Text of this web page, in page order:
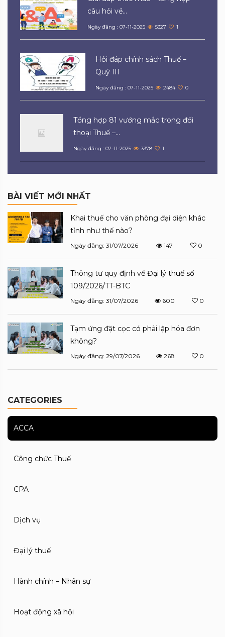
câu hỏi về...
Ngày đăng : 07-11-2025 5327 1
Hỏi đáp chính sách Thuế –
Quý III
Ngày đăng : 07-11-2025 2484 0
Tổng hợp 81 vướng mắc trong đối
thoại Thuế –...
Ngày đăng : 07-11-2025 3378 1
BÀI VIẾT MỚI NHẤT
Khai thuế cho văn phòng đại diện khác
tỉnh như thế nào?
Ngày đăng: 31/07/2026 147 0
Thông tư quy định về Đại lý thuế số
109/2026/TT-BTC
Ngày đăng: 31/07/2026 600 0
Tạm ứng đặt cọc có phải lập hóa đơn
không?
Ngày đăng: 29/07/2026 268 0
CATEGORIES
ACCA
Công chức Thuế
CPA
Dịch vụ
Đại lý thuế
Hành chính – Nhân sự
Hoạt động xã hội